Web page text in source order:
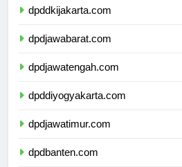
dpddkijakarta.com
dpdjawabarat.com
dpdjawatengah.com
dpddiyogyakarta.com
dpdjawatimur.com
dpdbanten.com